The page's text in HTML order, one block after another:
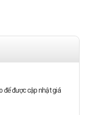
để được cập nhật giá